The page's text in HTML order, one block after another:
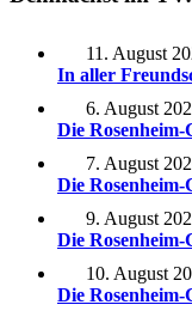
11. August
In aller
6. August
Die Rosenheim-
7. August
Die Rosenheim-
9. August
Die Rosenheim-
10. August
Die Rosenheim-